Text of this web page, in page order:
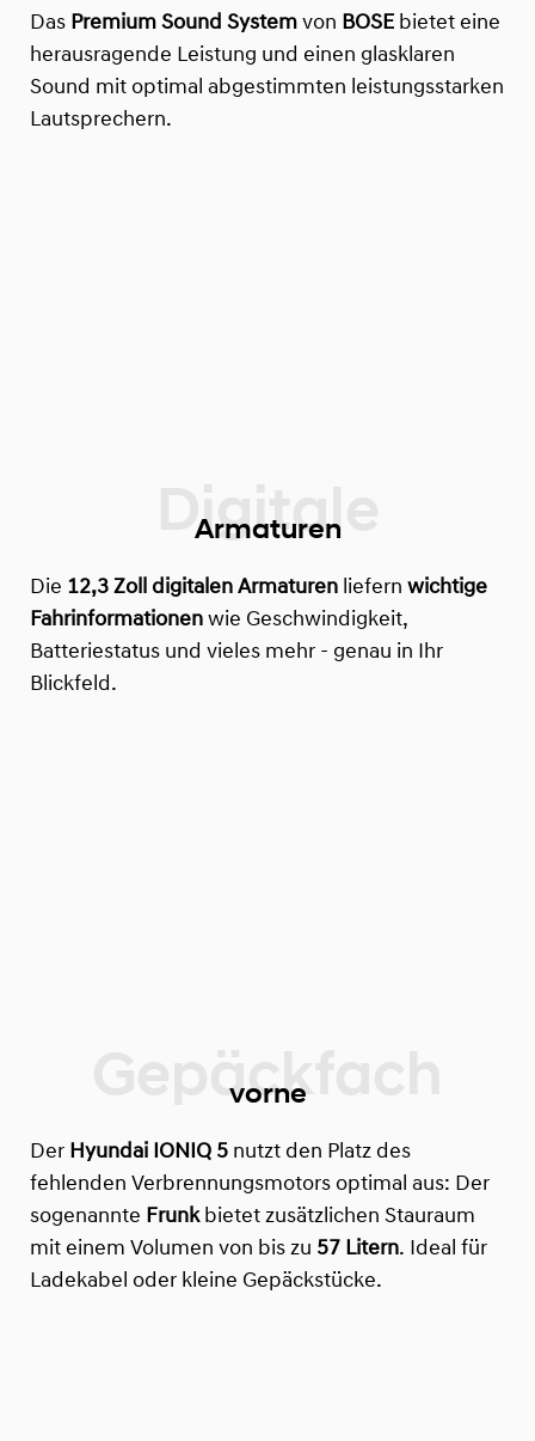
Das Premium Sound System von BOSE bietet eine
herausragende Leistung und einen glasklaren
Sound mit optimal abgestimmten leistungsstarken
Lautsprechern.
Armaturen
Die 12,3 Zoll digitalen Armaturen liefern wichtige
Fahrinformationen wie Geschwindigkeit,
Batteriestatus und vieles mehr - genau in Ihr
Blickfeld.
vorne
Der Hyundai IONIQ 5 nutzt den Platz des
fehlenden Verbrennungsmotors optimal aus: Der
sogenannte Frunkbietet zusätzlichen Stauraum
mit einem Volumen von bis zu 57 Litern. Ideal für
Ladekabel oder kleine Gepäckstücke.